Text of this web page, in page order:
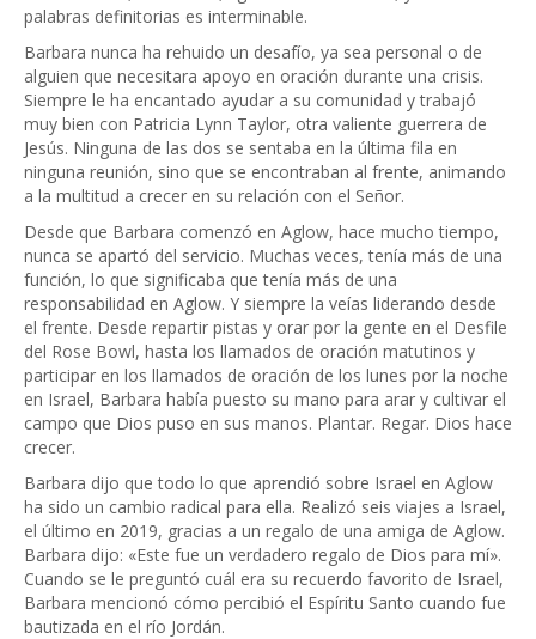
palabras definitorias es interminable.
Barbara nunca ha rehuido un desafío, ya sea personal o de
alguien que necesitara apoyo en oración durante una crisis.
Siempre le ha encantado ayudar a su comunidad y trabajó
muy bien con Patricia Lynn Taylor, otra valiente guerrera de
Jesús. Ninguna de las dos se sentaba en la última fila en
ninguna reunión, sino que se encontraban al frente, animando
a la multitud a crecer en su relación con el Señor.
Desde que Barbara comenzó en Aglow, hace mucho tiempo,
nunca se apartó del servicio. Muchas veces, tenía más de una
función, lo que significaba que tenía más de una
responsabilidad en Aglow. Y siempre la veías liderando desde
el frente. Desde repartir pistas y orar por la gente en el Desfile
del Rose Bowl, hasta los llamados de oración matutinos y
participar en los llamados de oración de los lunes por la noche
en Israel, Barbara había puesto su mano para arar y cultivar el
campo que Dios puso en sus manos. Plantar. Regar. Dios hace
crecer.
Barbara dijo que todo lo que aprendió sobre Israel en Aglow
ha sido un cambio radical para ella. Realizó seis viajes a Israel,
el último en 2019, gracias a un regalo de una amiga de Aglow.
Barbara dijo: «Este fue un verdadero regalo de Dios para mí».
Cuando se le preguntó cuál era su recuerdo favorito de Israel,
Barbara mencionó cómo percibió el Espíritu Santo cuando fue
bautizada en el río Jordán.